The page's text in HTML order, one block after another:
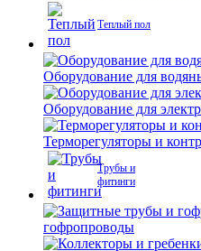
Теплый пол
Оборудование для
Оборудование для
Терморегуляторы и
Трубы и
фитинги
гофропроводы